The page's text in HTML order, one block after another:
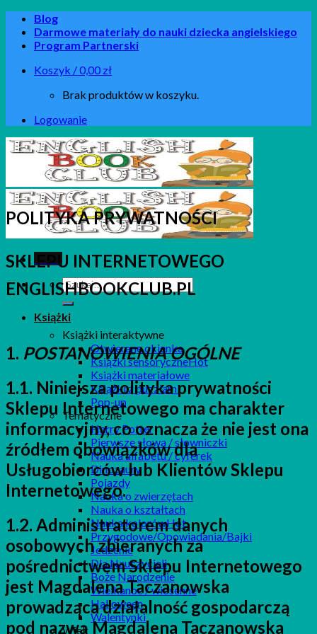
Skip
content
Blog
Darmowe materiały do nauki dziecka angielskiego
Program Partnerski
Koszyk /0,00 zł
Brak produktów w koszyku.
Logowanie
Szukaj:
Książki
Książki interaktywne
Otwierane okienka
Książki sensoryczne
Książki materiałowe
Książki z puzzlami
Pop-up
Tematyczne
Harry Potter
Pierwsze słowa / słowniczki
Nauka alfabetu / cyferek
Dinozaury
Pojazdy
Nauka o zwierzętach
Nauka o kształtach
Nauka kolorów
Przygodowe/Opowiadania/Bajki
Jedzenie
Dla Nauczycieli
Boże Narodzenie
Wielkanoc / wiosenne
Halloween
Walentynki
Wiek
POLITYKA PRYWATNOŚCI
SKLEPU INTERNETOWEGO
ENGLISHBOOKCLUB.PL
1. POSTANOWIENIA OGÓLNE
1.1. Niniejsza polityka prywatności
Sklepu Internetowego ma charakter
informacyjny, co oznacza że nie jest ona
źródłem obowiązków dla
Usługobiorców lub Klientów Sklepu
Internetowego.
1.2. Administratorem danych
osobowych zbieranych za
pośrednictwem Sklepu Internetowego
jest Magdalena Taczanowska
prowadząca działalność gospodarczą
pod nazwą Magdalena Taczanowska